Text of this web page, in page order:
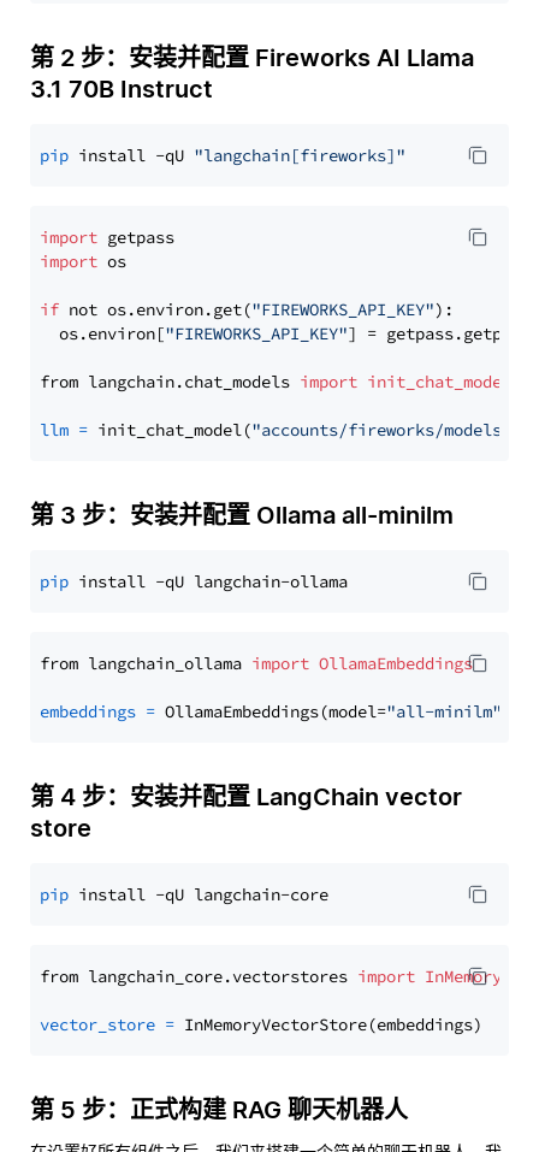
第 2 步：安装并配置 Fireworks AI Llama
3.1 70B Instruct
pip install -qU "langchain[fireworks]"
import
import os
if not os.environ.get("FIREWORKS_API_KEY"):
  os.environ[
"FIREWORKS_API_KEY"] = getpass.getpass(
from langchain.chat_models import init_chat_model
llm = init_chat_model("accounts/fireworks/models/
第 3 步：安装并配置 Ollama all-minilm
pip
from langchain_ollama import OllamaEmbeddings
embeddings = OllamaEmbeddings(model="all-minilm"
第 4 步：安装并配置 LangChain vector
store
pip
from langchain_core.vectorstores import
vector_store =
第 5 步：正式构建 RAG 聊天机器人